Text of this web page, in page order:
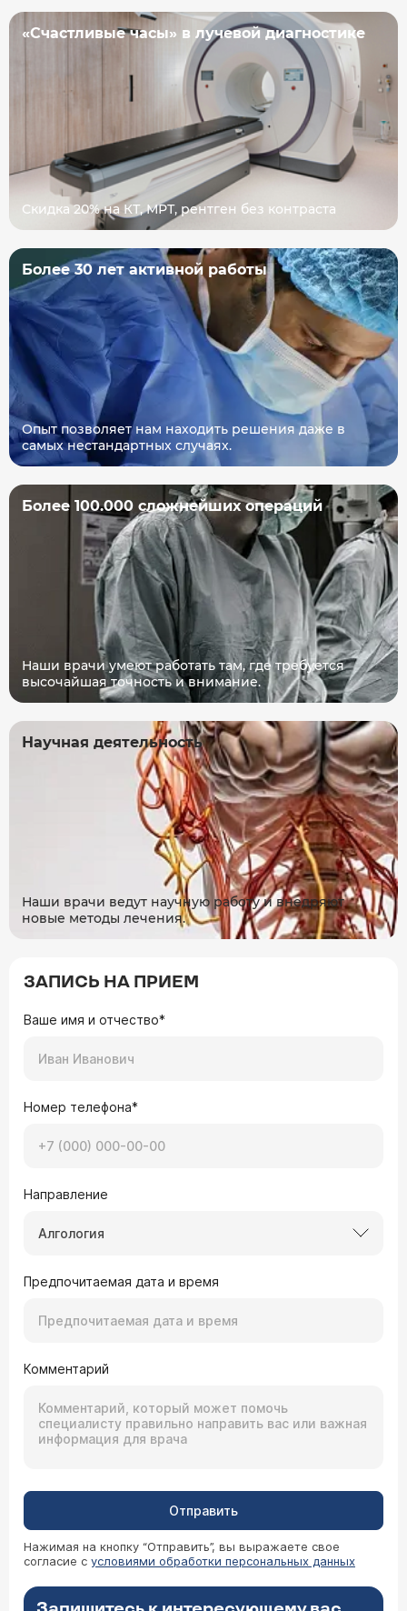
«Счастливые часы» в лучевой диагностике
Скидка 20% на КТ, МРТ, рентген без контраста
Более 30 лет активной работы
Опыт позволяет нам находить решения даже в
самых нестандартных случаях.
Более 100.000 сложнейших операций
Наши врачи умеют работать там, где требуется
высочайшая точность и внимание.
Научная деятельность
Наши врачи ведут научную работу и внедряют
новые методы лечения.
ЗАПИСЬ НА ПРИЕМ
Ваше имя и отчество*
Номер телефона*
Направление
Алгология
Предпочитаемая дата и время
Комментарий
Отправить
Нажимая на кнопку “Отправить”, вы выражаете свое
согласие с условиями обработки персональных данных